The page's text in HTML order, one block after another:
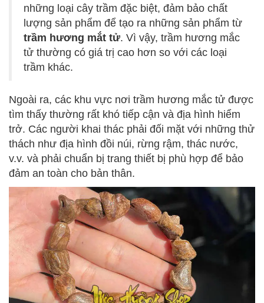
những loại cây trầm đặc biệt, đảm bảo chất
lượng sản phẩm để tạo ra những sản phẩm từ
trầm hương mắt tử. Vì vậy, trầm hương mắc
tử thường có giá trị cao hơn so với các loại
trầm khác.
Ngoài ra, các khu vực nơi trầm hương mắc tử được
tìm thấy thường rất khó tiếp cận và địa hình hiểm
trở. Các người khai thác phải đối mặt với những thử
thách như địa hình đồi núi, rừng rậm, thác nước,
v.v. và phải chuẩn bị trang thiết bị phù hợp để bảo
đảm an toàn cho bản thân.